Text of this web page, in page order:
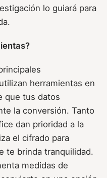
lo guiará para
herramientas en
que tus datos
la conversión. Tanto
dan prioridad a la
el cifrado para
te brinda tranquilidad.
medidas de